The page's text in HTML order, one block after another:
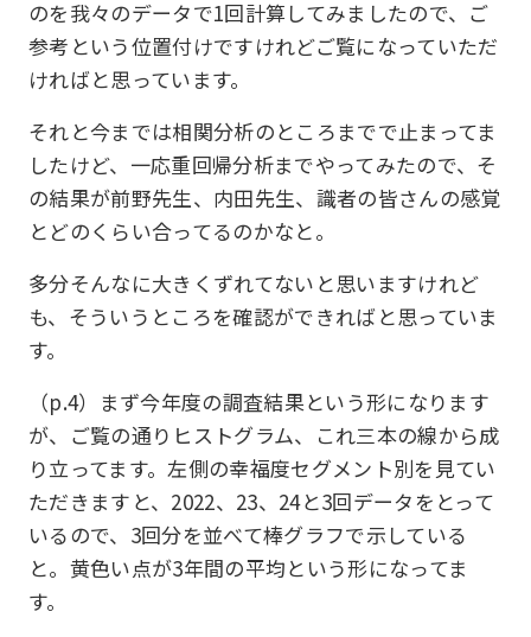
のを我々のデータで1回計算してみましたので、ご
参考という位置付けですけれどご覧になっていただ
ければと思っています。
それと今までは相関分析のところまでで止まってま
したけど、一応重回帰分析までやってみたので、そ
の結果が前野先生、内田先生、識者の皆さんの感覚
とどのくらい合ってるのかなと。
多分そんなに大きくずれてないと思いますけれど
も、そういうところを確認ができればと思っていま
す。
（p.4）まず今年度の調査結果という形になります
が、ご覧の通りヒストグラム、これ三本の線から成
り立ってます。左側の幸福度セグメント別を見てい
ただきますと、2022、23、24と3回データをとって
いるので、3回分を並べて棒グラフで示している
と。黄色い点が3年間の平均という形になってま
す。